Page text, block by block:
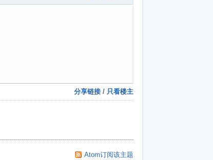
分享链接 / 只看楼主
Atom订阅该主题